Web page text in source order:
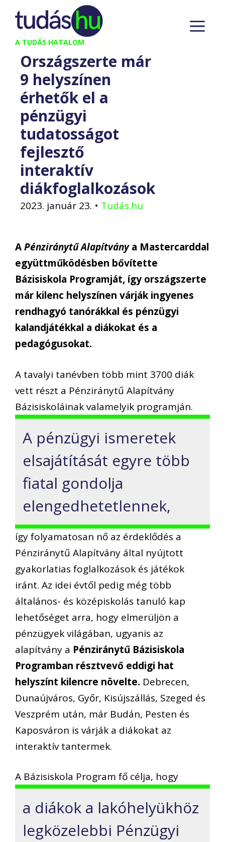
Kilépés
tartalomba
A TUDÁS HATALOM
Országszerte már
9 helyszínen
érhetők el a
pénzügyi
tudatosságot
fejlesztő
interaktív
diákfoglalkozások
2023. január 23. • Tudás.hu
APénziránytű Alapítványa Mastercarddal
együttműködésben bővítette
Bázisiskola Programját, így országszerte
már kilenc helyszínen várják ingyenes
rendhagyó tanórákkal és pénzügyi
kalandjátékkal a diákokat és a
pedagógusokat.
A tavalyi tanévben több mint 3700 diák
vett részt a Pénziránytű Alapítvány
Bázisiskoláinak valamelyik programján.
A pénzügyi ismeretek
elsajátítását egyre több
fiatal gondolja
elengedhetetlennek,
így folyamatosan nő az érdeklődés a
Pénziránytű Alapítvány által nyújtott
gyakorlatias foglalkozások és játékok
iránt. Az idei évtől pedig még több
általános- és középiskolás tanuló kap
lehetőséget arra, hogy elmerüljön a
pénzügyek világában, ugyanis az
alapítvány a Pénziránytű Bázisiskola
Programban résztvevő eddigi hat
helyszínt kilencre növelte. Debrecen,
Dunaújváros, Győr, Kisújszállás, Szeged és
Veszprém után, már Budán, Pesten és
Kaposváron is várják a diákokat az
interaktív tantermek.
A Bázisiskola Program fő célja, hogy
a diákok a lakóhelyükhöz
legközelebbi Pénzügyi